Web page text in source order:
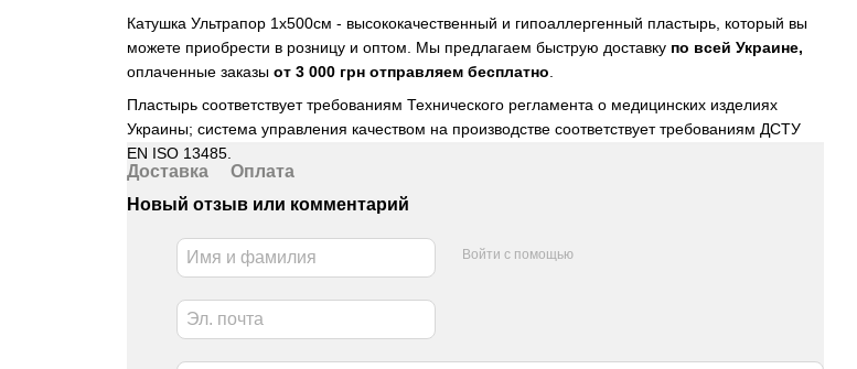
Катушка Ультрапор 1х500см - высококачественный и гипоаллергенный пластырь, который вы
можете приобрести в розницу и оптом. Мы предлагаем быструю доставку по всей Украине,
оплаченные заказы от 3 000 грн отправляем бесплатно
Пластырь соответствует требованиям Технического регламента о медицинских изделиях
Украины; система управления качеством на производстве соответствует требованиям ДСТУ
EN ISO 13485.
Доставка
Оплата
Новый отзыв или комментарий
Войти с помощью